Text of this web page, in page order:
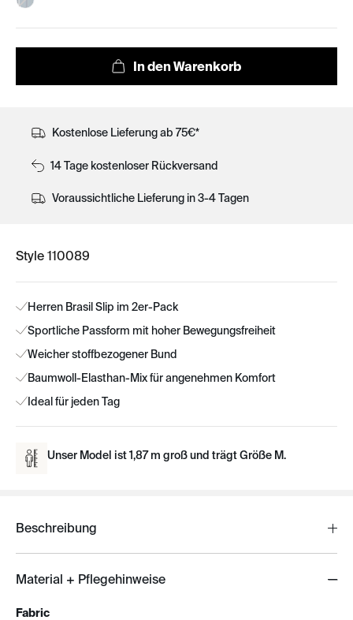
Kostenlose Lieferung ab 75€*
14 Tage kostenloser Rückversand
Voraussichtliche Lieferung in 3-4 Tagen
Style 110089
Herren Brasil Slip im 2er-Pack
Sportliche Passform mit hoher Bewegungsfreiheit
Weicher stoffbezogener Bund
Baumwoll-Elasthan-Mix für angenehmen Komfort
Ideal für jeden Tag
Unser Model ist 1,87 m groß und trägt Größe M.
Beschreibung
Material + Pflegehinweise
Fabric